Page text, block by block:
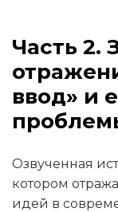
Часть 2.
ввод» и
Озвученная
котором
идей в